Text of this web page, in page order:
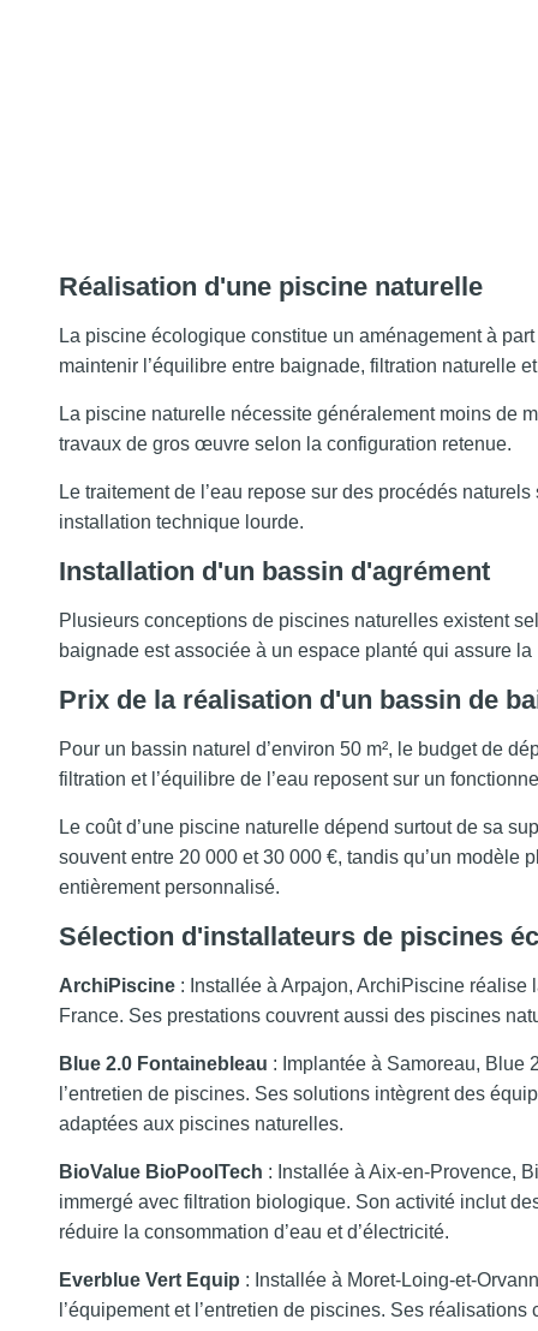
Réalisation d'une piscine naturelle
La piscine écologique constitue un aménagement à
maintenir l’équilibre entre baignade, filtration naturelle
La piscine naturelle nécessite généralement moins de
travaux de gros œuvre selon la configuration retenue.
Le traitement de l’eau repose sur des procédés
installation technique lourde.
Installation d'un bassin d'agrément
Plusieurs conceptions de piscines naturelles existent
baignade est associée à un espace planté qui assure
Prix de la réalisation d'un bassin de
Pour un bassin naturel d’environ 50 m², le budget de
filtration et l’équilibre de l’eau reposent sur un
Le coût d’une piscine naturelle dépend surtout de sa
souvent entre 20 000 et 30 000 €, tandis qu’un
entièrement personnalisé.
Sélection d'installateurs de piscines
ArchiPiscine : Installée à Arpajon, ArchiPiscine
France. Ses prestations couvrent aussi des piscines
Blue 2.0 Fontainebleau : Implantée à Samoreau, Blue
l’entretien de piscines. Ses solutions intègrent des
adaptées aux piscines naturelles.
BioValue BioPoolTech : Installée à Aix-en-Provence,
immergé avec filtration biologique. Son activité inclut
réduire la consommation d’eau et d’électricité.
Everblue Vert Equip : Installée à Moret-Loing-et-
l’équipement et l’entretien de piscines. Ses